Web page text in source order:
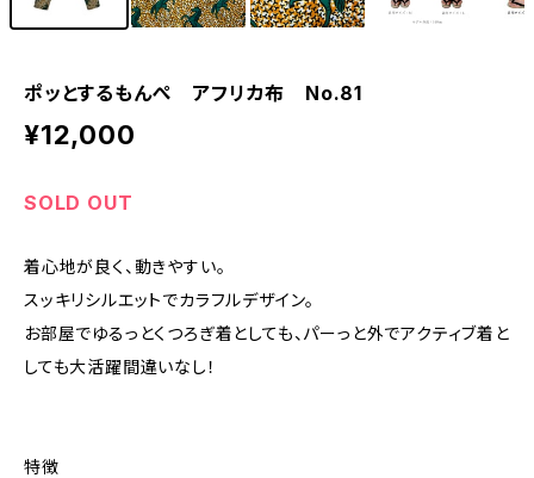
ポッとするもんぺ アフリカ布 No.81
¥12,000
SOLD OUT
着心地が良く、動きやすい。
スッキリシルエットでカラフルデザイン。
お部屋でゆるっとくつろぎ着としても、パーっと外でアクティブ着と
しても大活躍間違いなし！
特徴